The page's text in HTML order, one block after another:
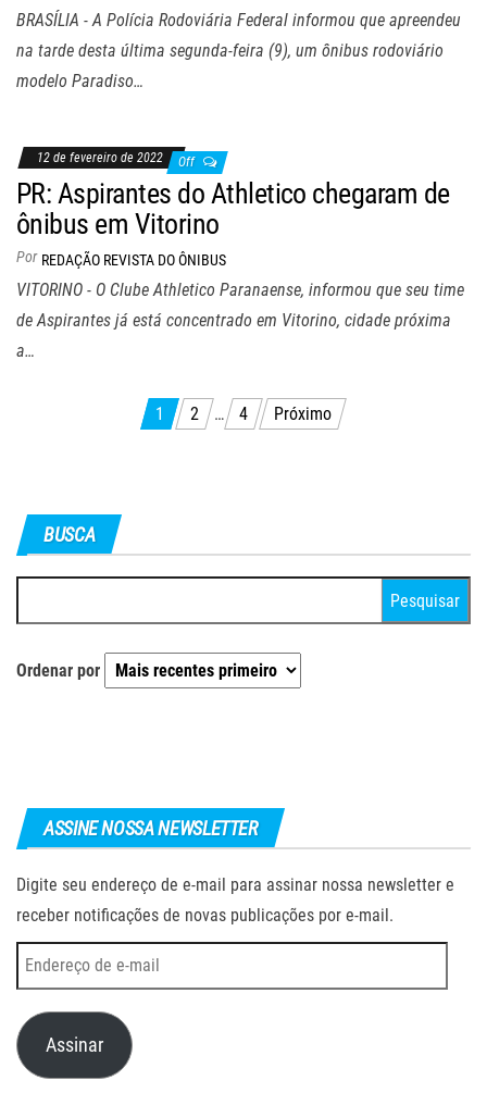
BRASÍLIA - A Polícia Rodoviária Federal informou que apreendeu
na tarde desta última segunda-feira (9), um ônibus rodoviário
modelo Paradiso…
12 de fevereiro de 2022 Off
PR: Aspirantes do Athletico chegaram de
ônibus em Vitorino
Por REDAÇÃO REVISTA DO ÔNIBUS
VITORINO - O Clube Athletico Paranaense, informou que seu time
de Aspirantes já está concentrado em Vitorino, cidade próxima
a…
Navegação 1 2 … 4 Próximo
BUSCA
por:
Ordenar por
ASSINE NOSSA NEWSLETTER
Digite seu endereço de e-mail para assinar nossa newsletter e
receber notificações de novas publicações por e-mail.
Endereço
de
e-
mail Assinar